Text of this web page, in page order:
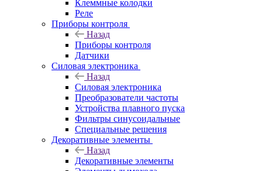
Клеммные колодки
Реле
Приборы контроля
Назад
Приборы контроля
Датчики
Силовая электроника
Назад
Силовая электроника
Преобразователи частоты
Устройства плавного пуска
Фильтры синусоидальные
Специальные решения
Декоративные элементы
Назад
Декоративные элементы